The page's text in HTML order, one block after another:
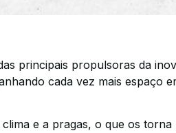
principais propulsoras da
cada vez mais espaço
e a pragas, o que os